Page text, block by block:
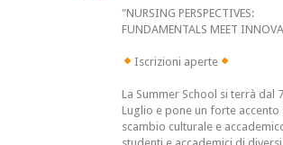
"NURSING PERSPECTIVES:
FUNDAMENTALS MEET
Iscrizioni aperte
La Summer School si terrà dal 7
Luglio e pone un forte accento
scambio culturale e